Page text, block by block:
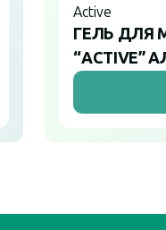
Active
ГЕЛЬ ДЛЯ
“ACTIVE”